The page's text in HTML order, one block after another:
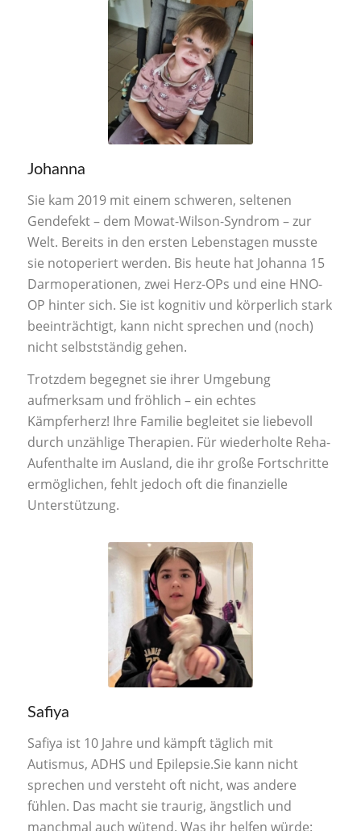
Johanna
Sie kam 2019 mit einem schweren, seltenen
Gendefekt – dem Mowat-Wilson-Syndrom – zur
Welt. Bereits in den ersten Lebenstagen musste
sie notoperiert werden. Bis heute hat Johanna 15
Darmoperationen, zwei Herz-OPs und eine HNO-
OP hinter sich. Sie ist kognitiv und körperlich stark
beeinträchtigt, kann nicht sprechen und (noch)
nicht selbstständig gehen.
Trotzdem begegnet sie ihrer Umgebung
aufmerksam und fröhlich – ein echtes
Kämpferherz! Ihre Familie begleitet sie liebevoll
durch unzählige Therapien. Für wiederholte Reha-
Aufenthalte im Ausland, die ihr große Fortschritte
ermöglichen, fehlt jedoch oft die finanzielle
Unterstützung.
Safiya
Safiya ist 10 Jahre und kämpft täglich mit
Autismus, ADHS und Epilepsie.Sie kann nicht
sprechen und versteht oft nicht, was andere
fühlen. Das macht sie traurig, ängstlich und
manchmal auch wütend. Was ihr helfen würde: